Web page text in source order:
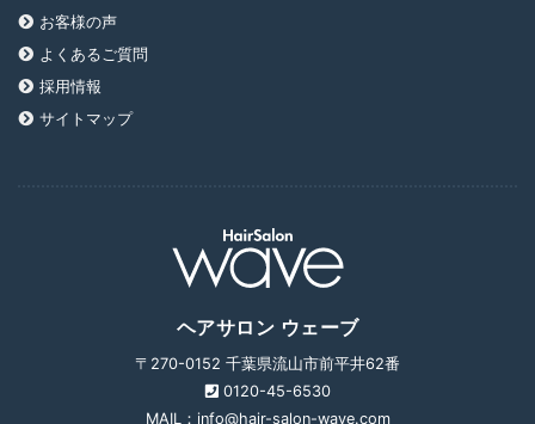
お客様の声
よくあるご質問
採用情報
サイトマップ
ヘアサロン ウェーブ
〒270-0152 千葉県流山市前平井62番
0120-45-6530
MAIL：info@hair-salon-wave.com